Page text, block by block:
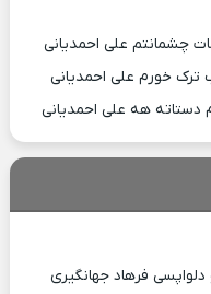
چشمانتم علی احمدیانی
ترک خورم علی احمدیانی
دستاته هه علی احمدیانی
فرهاد جهانگیری